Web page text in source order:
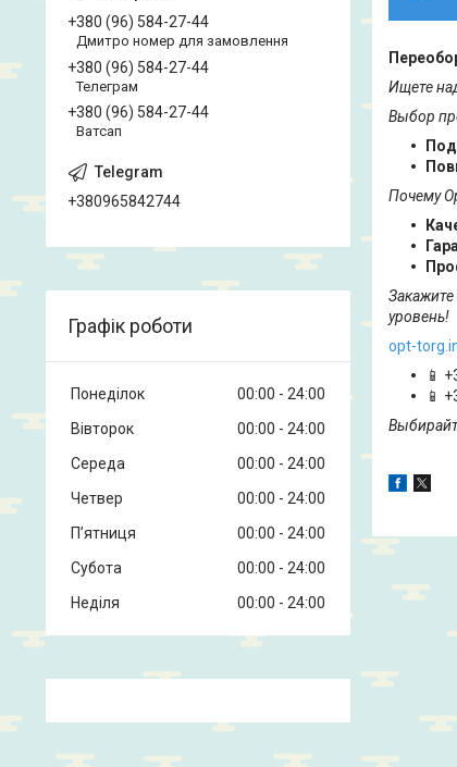
Ищете
Выбор
Почему
уровень!
opt-
📱
📱
+380 (96) 584-27-44
Дмитро номер для замовлення
+380 (96) 584-27-44
Телеграм
+380 (96) 584-27-44
Ватсап
+380965842744
Графік роботи
Понеділок 00:00
24:00
Вівторок
00:00
24:00
Середа
00:00
24:00
Четвер
00:00
24:00
Пʼятниця
00:00
24:00
Субота
00:00
24:00
Неділя
00:00 24:00